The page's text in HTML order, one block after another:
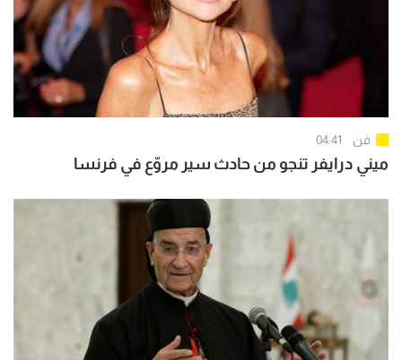
فن 04:41
ميني درايفر تنجو من حادث سير مروّع في فرنسا